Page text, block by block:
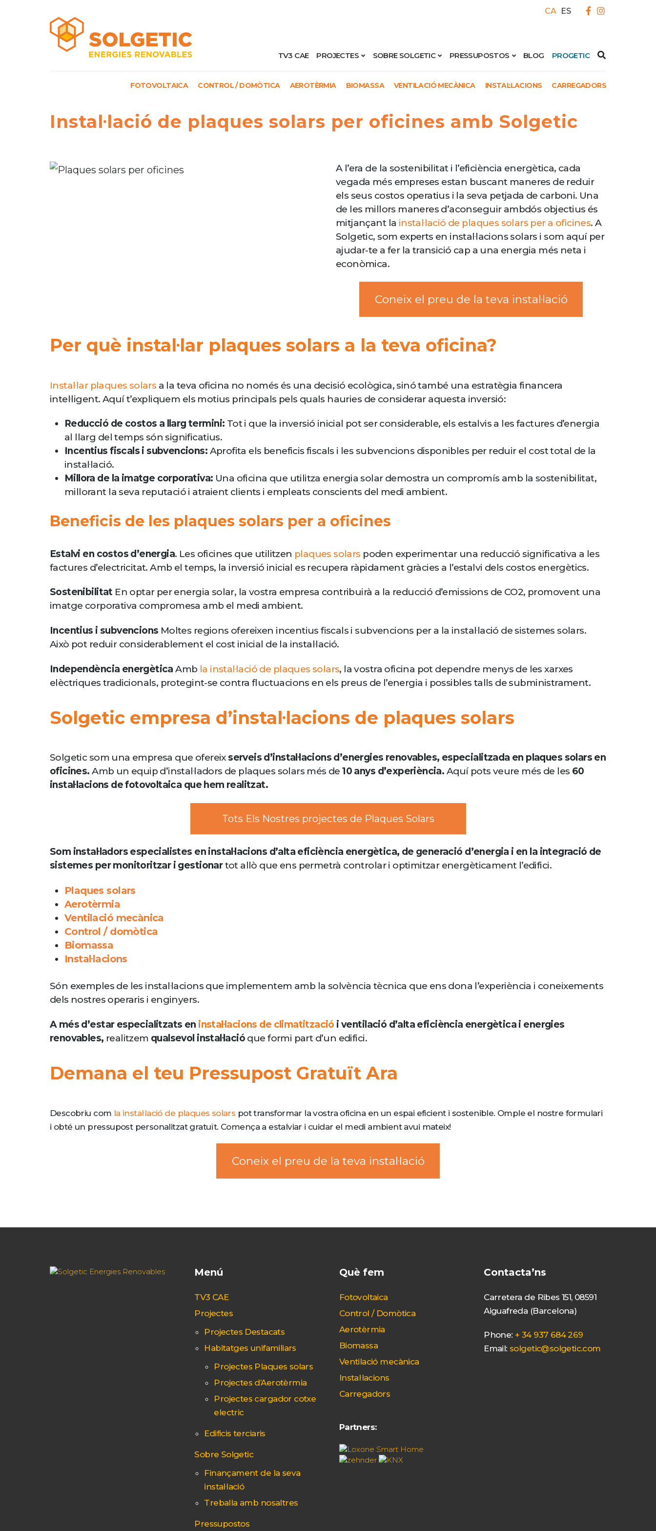
CA ES
TV3 CAE PROJECTES SOBRE SOLGETIC PRESSUPOSTOS BLOG PROGETIC
FOTOVOLTAICA CONTROL / DOMÒTICA AEROTÈRMIA BIOMASSA VENTILACIÓ MECÀNICA INSTAL·LACIONS CARREGADORS
Instal·lació de plaques solars per oficines amb Solgetic
A l’era de la sostenibilitat i l’eficiència energètica, cada
vegada més empreses estan buscant maneres de reduir
els seus costos operatius i la seva petjada de carboni. Una
de les millors maneres d’aconseguir ambdós objectius és
mitjançant la instal·lació de plaques solars per a oficines. A
Solgetic, som experts en instal·lacions solars i som aquí per
ajudar-te a fer la transició cap a una energia més neta i
econòmica.
Coneix el preu de la teva instal·lació
Per què instal·lar plaques solars a la teva oficina?
Instal·lar plaques solars a la teva oficina no només és una decisió ecològica, sinó també una estratègia financera
intel·ligent. Aquí t’expliquem els motius principals pels quals hauries de considerar aquesta inversió:
Reducció de costos a llarg termini: Tot i que la inversió inicial pot ser considerable, els estalvis a les factures d’energia
al llarg del temps són significatius.
Incentius fiscals i subvencions: Aprofita els beneficis fiscals i les subvencions disponibles per reduir el cost total de la
instal·lació.
Millora de la imatge corporativa: Una oficina que utilitza energia solar demostra un compromís amb la sostenibilitat,
millorant la seva reputació i atraient clients i empleats conscients del medi ambient.
Beneficis de les plaques solars per a oficines
Estalvi en costos d’energia. Les oficines que utilitzen plaques solars poden experimentar una reducció significativa a les
factures d’electricitat. Amb el temps, la inversió inicial es recupera ràpidament gràcies a l’estalvi dels costos energètics.
Sostenibilitat En optar per energia solar, la vostra empresa contribuirà a la reducció d’emissions de CO2, promovent una
imatge corporativa compromesa amb el medi ambient.
Incentius i subvencions Moltes regions ofereixen incentius fiscals i subvencions per a la instal·lació de sistemes solars.
Això pot reduir considerablement el cost inicial de la instal·lació.
Independència energètica Amb la instal·lació de plaques solars, la vostra oficina pot dependre menys de les xarxes
elèctriques tradicionals, protegint-se contra fluctuacions en els preus de l’energia i possibles talls de subministrament.
Solgetic empresa d’instal·lacions de plaques solars
Solgetic som una empresa que ofereix serveis d’instal·lacions d’energies renovables, especialitzada en plaques solars en
oficines. Amb un equip d’instal·ladors de plaques solars més de10 anys d’experiència. Aquí pots veure més de les 60
instal·lacions de fotovoltaica que hem realitzat.
Tots Els Nostres projectes de Plaques Solars
Som instal·ladors especialistes en instal·lacions d’alta eficiència energètica, de generació d’energia i en la integració de
sistemes per monitoritzar i gestionartot allò que ens permetrà controlar i optimitzar energèticament l’edifici.
Plaques solars
Aerotèrmia
Ventilació mecànica
Control / domòtica
Biomassa
Instal·lacions
Són exemples de les instal·lacions que implementem amb la solvència tècnica que ens dona l’experiència i coneixements
dels nostres operaris i enginyers.
A més d’estar especialitzats en instal·lacions de climatització i ventilació d’alta eficiència energètica i energies
renovables, realitzem qualsevol instal·lació que formi part d’un edifici.
Demana el teu Pressupost Gratuït Ara
Descobriu com la instal·lació de plaques solars pot transformar la vostra oficina en un espai eficient i sostenible. Omple el nostre formulari
i obté un pressupost personalitzat gratuït. Comença a estalviar i cuidar el medi ambient avui mateix!
Coneix el preu de la teva instal·lació
Menú
TV3 CAE
Projectes
Projectes Destacats
Habitatges unifamiliars
Projectes Plaques solars
Projectes d’Aerotèrmia
Projectes cargador cotxe
electric
Edificis terciaris
Sobre Solgetic
Finançament de la seva
instal·lació
Treballa amb nosaltres
Pressupostos
Què fem
Fotovoltaica
Control / Domòtica
Aerotèrmia
Biomassa
Ventilació mecànica
Instal·lacions
Carregadors
Partners:
Contacta’ns
Carretera de Ribes 151, 08591
Aiguafreda (Barcelona)
Phone: + 34 937 684 269
Email: solgetic@solgetic.com